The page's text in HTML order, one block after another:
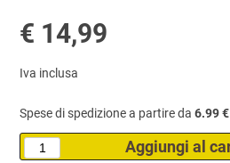
€ 14,99
Iva inclusa
Spese di spedizione a partire da6.99 €